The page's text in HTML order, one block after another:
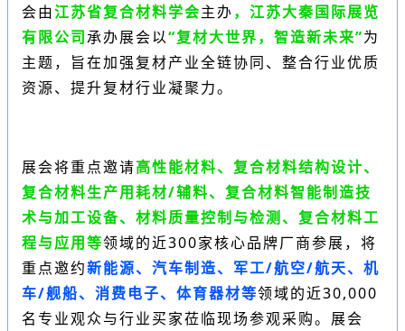
会由江苏省复合材料学会主办，江苏大秦国际展览
有限公司承办展会以“复材大世界，智造新未来”为
主题，旨在加强复材产业全链协同、整合行业优质
资源、提升复材行业凝聚力。
展会将重点邀请高性能材料、复合材料结构设计、
复合材料生产用耗材/辅料、复合材料智能制造技
术与加工设备、材料质量控制与检测、复合材料工
程与应用等领域的近300家核心品牌厂商参展，将
重点邀约新能源、汽车制造、军工/航空/航天、机
车/舰船、消费电子、体育器材等领域的近30,000
名专业观众与行业买家莅临现场参观采购。展会